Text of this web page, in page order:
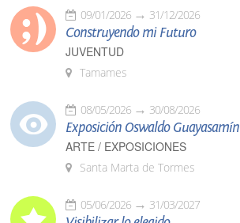
09/01/2026 31/12/2026
Construyendo mi Futuro
JUVENTUD
Tamames
08/05/2026 30/08/2026
Exposición Oswaldo Guayasamín
ARTE / EXPOSICIONES
Santa Marta de Tormes
05/06/2026 31/03/2027